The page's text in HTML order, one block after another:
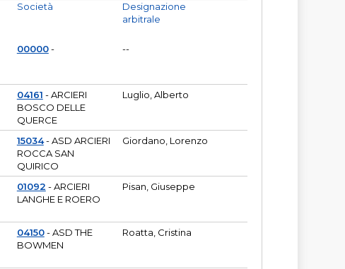
Società
00000-
Designazione
arbitrale
--
04161 - ARCIERI
BOSCO DELLE
QUERCE
Luglio, Alberto
15034- ASD ARCIERI
ROCCA SAN
QUIRICO
Giordano, Lorenzo
01092 - ARCIERI
LANGHE E ROERO
Pisan, Giuseppe
04150- ASD THE
BOWMEN
Roatta, Cristina